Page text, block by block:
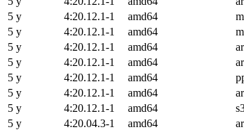
5 y
4:20.12.1-1 amd64
5 y
4:20.12.1-1 amd64
5 y
4:20.12.1-1 amd64
5 y
4:20.12.1-1 amd64
5 y
4:20.12.1-1 amd64
5 y
4:20.12.1-1 amd64
5 y
4:20.12.1-1 amd64
5 y
4:20.04.3-1 amd64